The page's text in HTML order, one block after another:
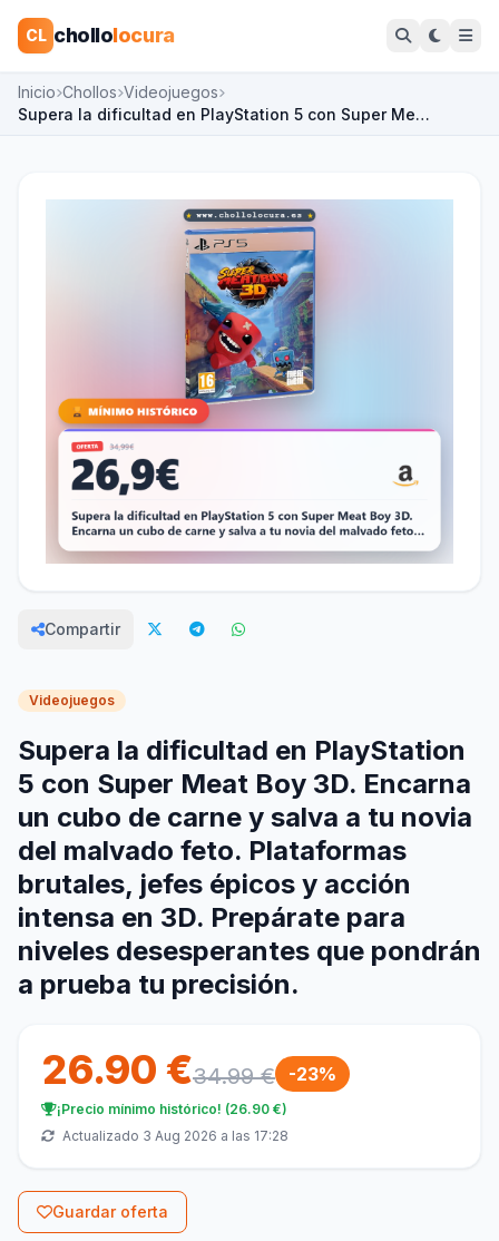
CL chollolocura
Inicio Chollos Videojuegos
Supera la dificultad en PlayStation 5 con Super Me…
Compartir
Videojuegos
Supera la dificultad en PlayStation
5 con Super Meat Boy 3D. Encarna
un cubo de carne y salva a tu novia
del malvado feto. Plataformas
brutales, jefes épicos y acción
intensa en 3D. Prepárate para
niveles desesperantes que pondrán
a prueba tu precisión.
26.90 €34.99 € -23%
¡Precio mínimo histórico! (26.90 €)
Actualizado 3 Aug 2026 a las 17:28
Guardar oferta